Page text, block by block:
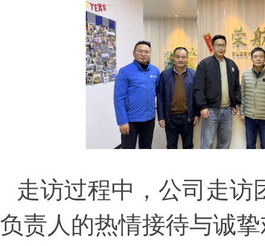
走访过程中，公司走访
负责人的热情接待与诚